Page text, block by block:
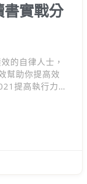
書實戰分
的自律人士，
幫助你提高效
提高執行力、
拖延的一個關